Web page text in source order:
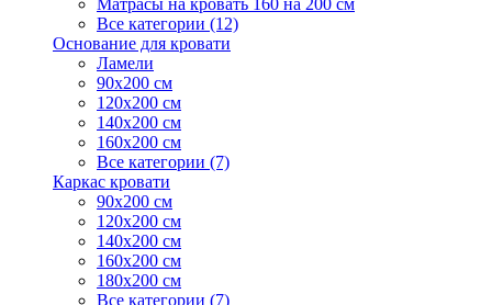
Матрасы на кровать 160 на 200 см
Все категории (12)
Основание для кровати
Ламели
90х200 см
120х200 см
140х200 см
160х200 см
Все категории (7)
Каркас кровати
90х200 см
120х200 см
140х200 см
160х200 см
180х200 см
Все категории (7)